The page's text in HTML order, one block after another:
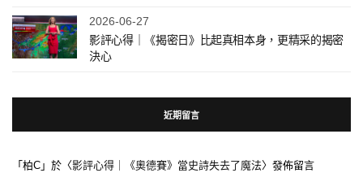
2026-06-27
影評心得｜《揭密日》比起真相本身，更精采的揭密
決心
近期留言
「 柏C 」於〈影評心得｜《奧德賽》當史詩失去了魔法〉發佈留言